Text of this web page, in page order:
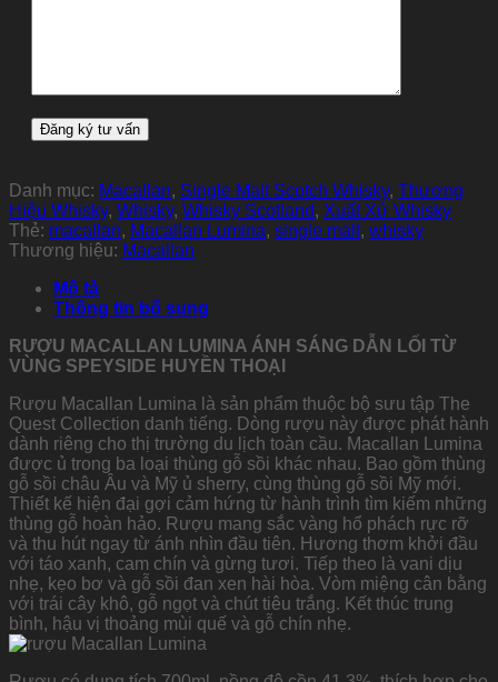
Danh mục: Macallan, Single Malt Scotch Whisky, Thương
Hiệu Whisky, Whisky, Whisky Scotland, Xuất Xứ Whisky
Thẻ: macallan, Macallan Lumina, single malt, whisky
Thương hiệu: Macallan
Mô tả
Thông tin bổ sung
RƯỢU MACALLAN LUMINA ÁNH SÁNG DẪN LỐI TỪ
VÙNG SPEYSIDE HUYỀN THOẠI
Rượu Macallan Lumina là sản phẩm thuộc bộ sưu tập The
Quest Collection danh tiếng. Dòng rượu này được phát hành
dành riêng cho thị trường du lịch toàn cầu. Macallan Lumina
được ủ trong ba loại thùng gỗ sồi khác nhau. Bao gồm thùng
gỗ sồi châu Âu và Mỹ ủ sherry, cùng thùng gỗ sồi Mỹ mới.
Thiết kế hiện đại gợi cảm hứng từ hành trình tìm kiếm những
thùng gỗ hoàn hảo. Rượu mang sắc vàng hổ phách rực rỡ
và thu hút ngay từ ánh nhìn đầu tiên. Hương thơm khởi đầu
với táo xanh, cam chín và gừng tươi. Tiếp theo là vani dịu
nhẹ, kẹo bơ và gỗ sồi đan xen hài hòa. Vòm miệng cân bằng
với trái cây khô, gỗ ngọt và chút tiêu trắng. Kết thúc trung
bình, hậu vị thoảng mùi quế và gỗ chín nhẹ.